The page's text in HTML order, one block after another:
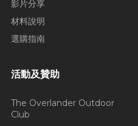
影片分享
材料說明
選購指南
活動及贊助
The Overlander Outdoor
Club